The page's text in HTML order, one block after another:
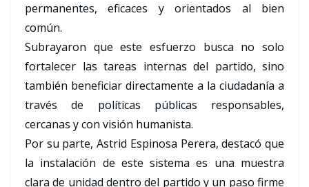
permanentes, eficaces y orientados al bien
común.
Subrayaron que este esfuerzo busca no solo
fortalecer las tareas internas del partido, sino
también beneficiar directamente a la ciudadanía a
través de políticas públicas responsables,
cercanas y con visión humanista.
Por su parte, Astrid Espinosa Perera, destacó que
la instalación de este sistema es una muestra
clara de unidad dentro del partido y un paso firme